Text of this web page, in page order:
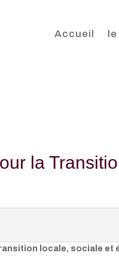
Accueil
la
locale, sociale et